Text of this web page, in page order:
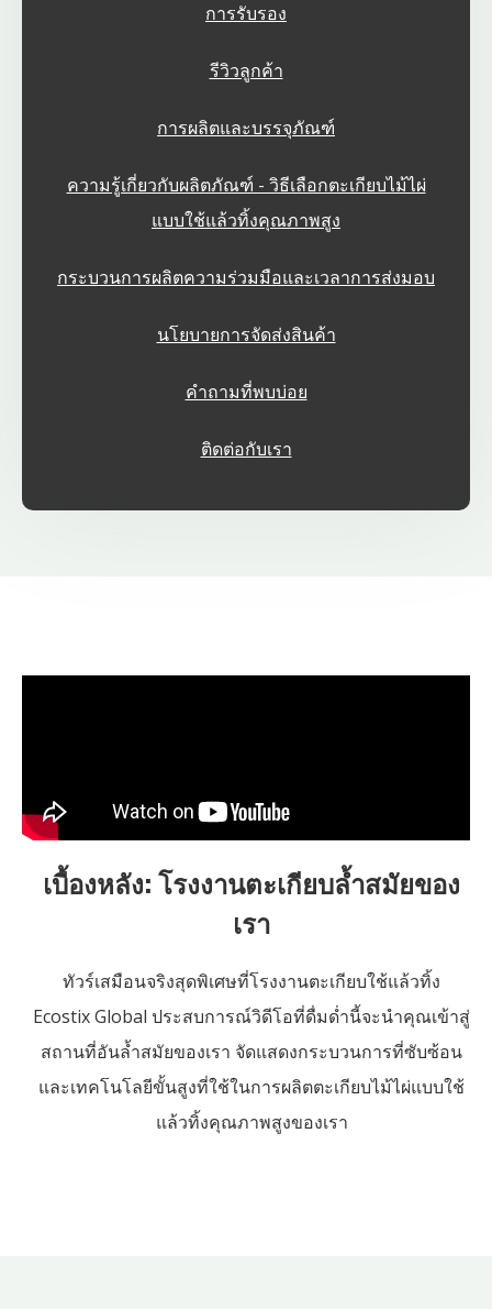
การรับรอง
รีวิวลูกค้า
การผลิตและบรรจุภัณฑ์
ความรู้เกี่ยวกับผลิตภัณฑ์ - วิธีเลือกตะเกียบไม้ไผ่
แบบใช้แล้วทิ้งคุณภาพสูง
กระบวนการผลิตความร่วมมือและเวลาการส่งมอบ
นโยบายการจัดส่งสินค้า
คำถามที่พบบ่อย
ติดต่อกับเรา
เบื้องหลัง: โรงงานตะเกียบล้ำสมัยของ
เรา
ทัวร์เสมือนจริงสุดพิเศษที่โรงงานตะเกียบใช้แล้วทิ้ง
Ecostix Global ประสบการณ์วิดีโอที่ดื่มด่ำนี้จะนำคุณเข้าสู่
สถานที่อันล้ำสมัยของเรา จัดแสดงกระบวนการที่ซับซ้อน
และเทคโนโลยีขั้นสูงที่ใช้ในการผลิตตะเกียบไม้ไผ่แบบใช้
แล้วทิ้งคุณภาพสูงของเรา